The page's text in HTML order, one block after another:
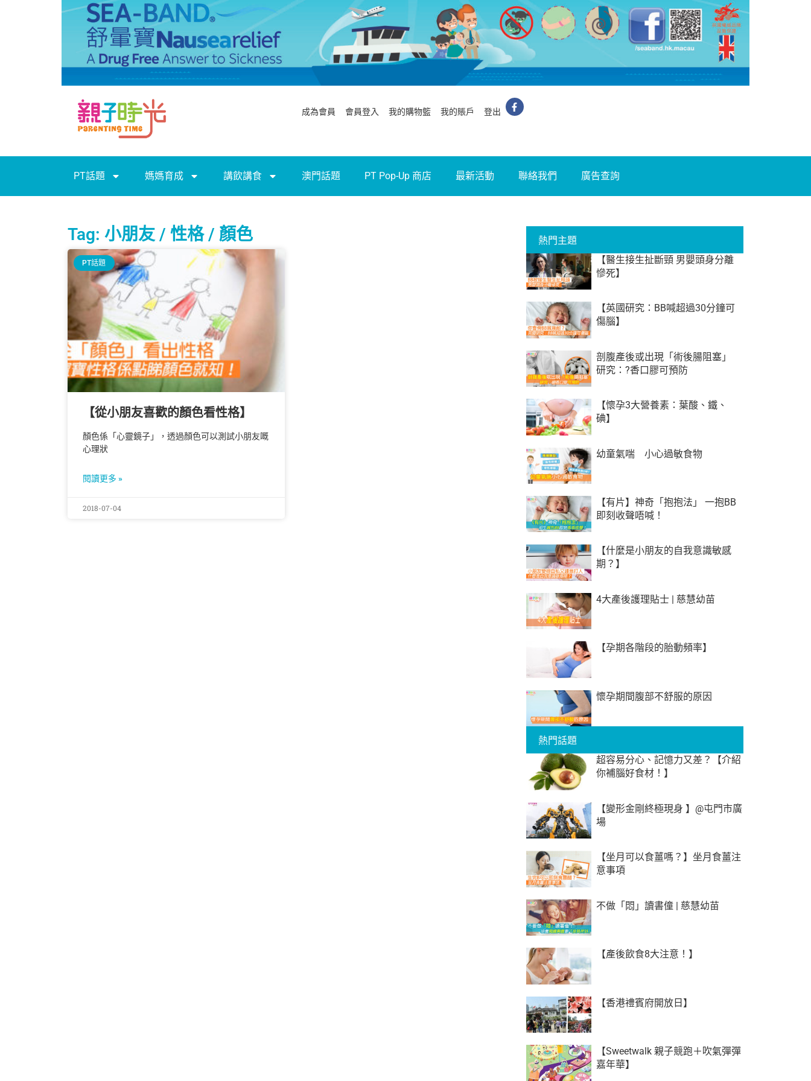
成為會員 會員登入 我的購物籃 我的賬戶 登出
PT話題 媽媽育成 講飲講食 澳門話題 PT Pop-Up 商店 最新活動 聯絡我們 廣告查詢
Tag: 小朋友 / 性格 / 顏色
PT話題
【從小朋友喜歡的顏色看性格】
顏色係「心靈鏡子」，透過顏色可以測試小朋友嘅
心理狀
閱讀更多 »
2018-07-04
熱門主題
【醫生接生扯斷頸 男嬰頭身分離
慘死】
【英國研究：BB喊超過30分鐘可
傷腦】
剖腹產後或出現「術後腸阻塞」
研究：?香口膠可預防
【懷孕3大營養素：葉酸、鐵、
碘】
幼童氣喘 小心過敏食物
【有片】神奇「抱抱法」 一抱BB
即刻收聲唔喊！
【什麼是小朋友的自我意識敏感
期？】
4大產後護理貼士 | 慈慧幼苗
【孕期各階段的胎動頻率】
懷孕期間腹部不舒服的原因
熱門話題
超容易分心、記憶力又差？【介紹
你補腦好食材！】
【變形金剛終極現身 】@屯門市廣
場
【坐月可以食薑嗎？】坐月食薑注
意事項
不做「悶」讀書僮 | 慈慧幼苗
【產後飲食8大注意！】
【香港禮賓府開放日】
【Sweetwalk 親子競跑＋吹氣彈彈
嘉年華】